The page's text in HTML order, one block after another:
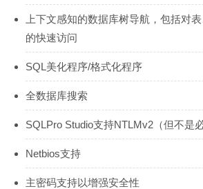
上下文感知的数据库树导航，包括对
的快速访问
SQL美化程序/格式化程序
全数据库搜索
SQLPro Studio支持NTLMv2（但不是必
Netbios支持
主密码支持以增强安全性